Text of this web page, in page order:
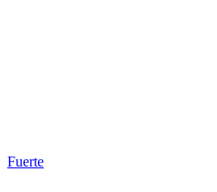
Fuerte